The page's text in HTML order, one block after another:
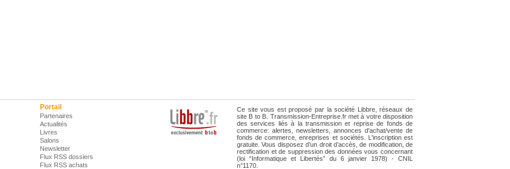
Portail
Partenaires
Actualités
Livres
Salons
Newsletter
Flux RSS dossiers
Flux RSS achats
Ce site vous est proposé par la société Libbre, réseaux de
site B to B. Transmission-Entreprise.fr met à votre disposition
des services liés à la transmission et reprise de fonds de
commerce: alertes, newsletters, annonces d'achat/vente de
fonds de commerce, enreprises et sociétés. L'inscription est
gratuite. Vous disposez d’un droit d’accès, de modification, de
rectification et de suppression des données vous concernant
(loi “Informatique et Libertés” du 6 janvier 1978) - CNIL
n°1170.